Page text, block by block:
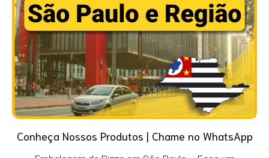
Conheça Nossos Produtos | Chame no WhatsApp